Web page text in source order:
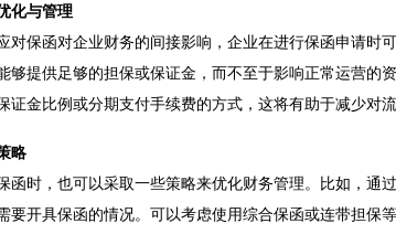
化与管理
对保函对企业财务的间接影响，企业在进行保函申请
够提供足够的担保或保证金，而不至于影响正常运营的
证金比例或分期支付手续费的方式，这将有助于减少对流
略
函时，也可以采取一些策略来优化财务管理。比如，通
要开具保函的情况。可以考虑使用综合保函或连带担